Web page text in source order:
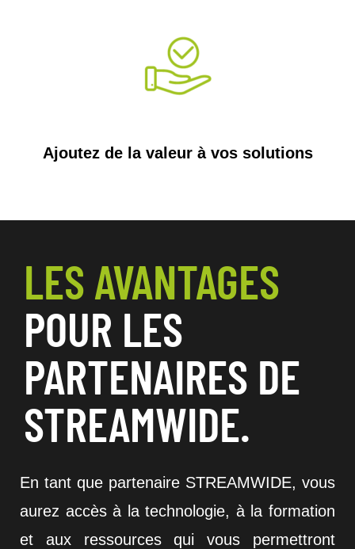
Ajoutez de la valeur à vos solutions
LES AVANTAGES
POUR LES
PARTENAIRES DE
STREAMWIDE.
En tant que partenaire STREAMWIDE, vous
aurez accès à la technologie, à la formation
et aux ressources qui vous permettront